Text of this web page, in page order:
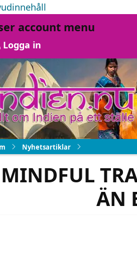
account menu
Logga in
Nyhetsartiklar
MINDFUL
ÄN